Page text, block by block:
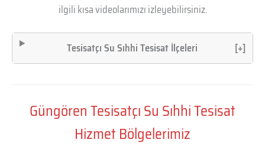
ilgili kısa videolarımızı izleyebilirsiniz.
Tesisatçı Su Sıhhi Tesisat İlçeleri [+]
Güngören Tesisatçı Su Sıhhi Tesisat
Hizmet Bölgelerimiz